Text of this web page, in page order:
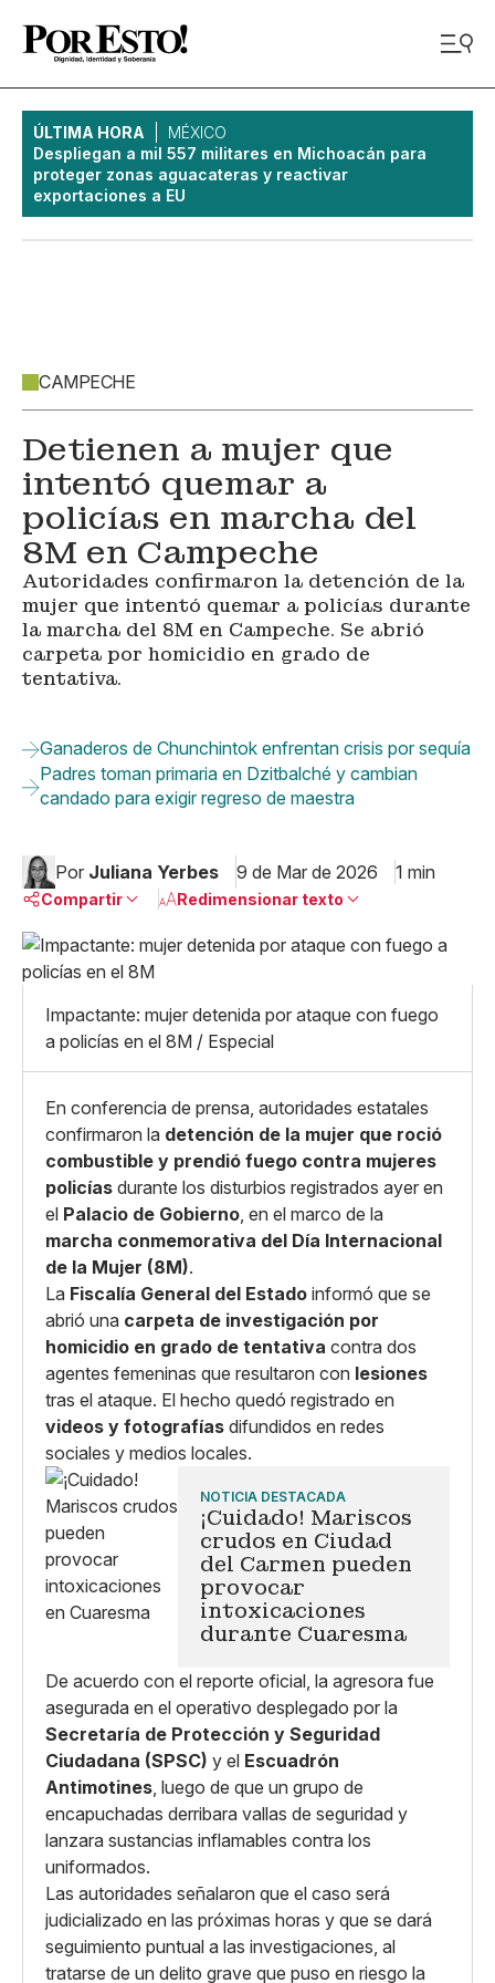
ÚLTIMA HORA
MÉXICO
Despliegan a mil 557 militares en Michoacán para
proteger zonas aguacateras y reactivar
exportaciones a EU
CAMPECHE
Detienen a mujer que
intentó quemar a
policías en marcha del
8M en Campeche
Autoridades confirmaron la detención de la
mujer que intentó quemar a policías durante
la marcha del 8M en Campeche. Se abrió
carpeta por homicidio en grado de
tentativa.
Ganaderos de Chunchintok enfrentan crisis por sequía
Padres toman primaria en Dzitbalché y cambian
candado para exigir regreso de maestra
Por Juliana Yerbes 9 de Mar de 2026 1 min
Compartir
Linkedin
X
Whatsapp
Copiar enlace
Redimensionar texto
Grande
Impactante: mujer detenida por ataque con fuego
a policías en el 8M / Especial
En conferencia de prensa, autoridades estatales
confirmaron la detención de la mujer que roció
combustible y prendió fuego contra mujeres
policías durante los disturbios registrados ayer en
el Palacio de Gobierno, en el marco de la
marcha conmemorativa del Día Internacional
de la Mujer (8M).
La Fiscalía General del Estado informó que se
abrió una carpeta de investigación por
homicidio en grado de tentativa contra dos
agentes femeninas que resultaron con lesiones
tras el ataque. El hecho quedó registrado en
videos y fotografías difundidos en redes
sociales y medios locales.
NOTICIA DESTACADA
¡Cuidado! Mariscos
crudos en Ciudad
del Carmen pueden
provocar
intoxicaciones
durante Cuaresma
De acuerdo con el reporte oficial, la agresora fue
asegurada en el operativo desplegado por la
Secretaría de Protección y Seguridad
Ciudadana (SPSC) y el Escuadrón
Antimotines, luego de que un grupo de
encapuchadas derribara vallas de seguridad y
lanzara sustancias inflamables contra los
uniformados.
Las autoridades señalaron que el caso será
judicializado en las próximas horas y que se dará
seguimiento puntual a las investigaciones, al
tratarse de un delito grave que puso en riesgo la